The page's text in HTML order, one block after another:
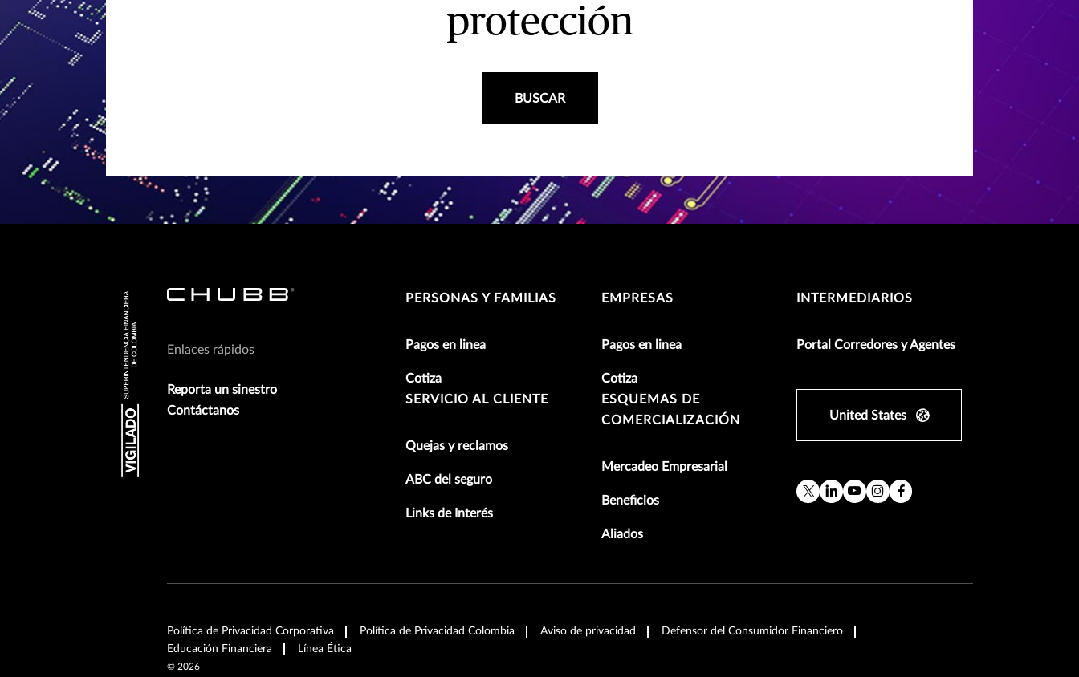
protección
BUSCAR
Enlaces rápidos
Reporta un sinestro
Contáctanos
PERSONAS Y FAMILIAS
Pagos en linea
Cotiza
EMPRESAS
Pagos en linea
Cotiza
INTERMEDIARIOS
Portal Corredores y Agentes
SERVICIO AL CLIENTE
Quejas y reclamos
ABC del seguro
Links de Interés
ESQUEMAS DE
COMERCIALIZACIÓN
Mercadeo Empresarial
Beneficios
Aliados
United States
Política de Privacidad Corporativa Política de Privacidad Colombia Aviso de privacidad
Defensor del Consumidor Financiero
Educación Financiera
Línea Ética
© 2026